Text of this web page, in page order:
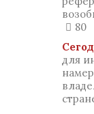
80
для